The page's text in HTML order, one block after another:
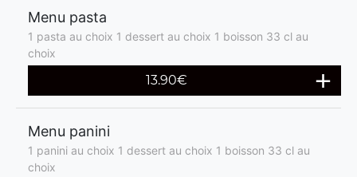
Menu pasta
1 pasta au choix 1 dessert au choix 1 boisson 33 cl au
choix
13.90€
Menu panini
1 panini au choix 1 dessert au choix 1 boisson 33 cl au
choix